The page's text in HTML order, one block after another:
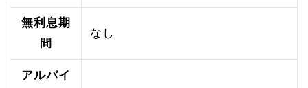
無利息期
間
なし
アルバイ